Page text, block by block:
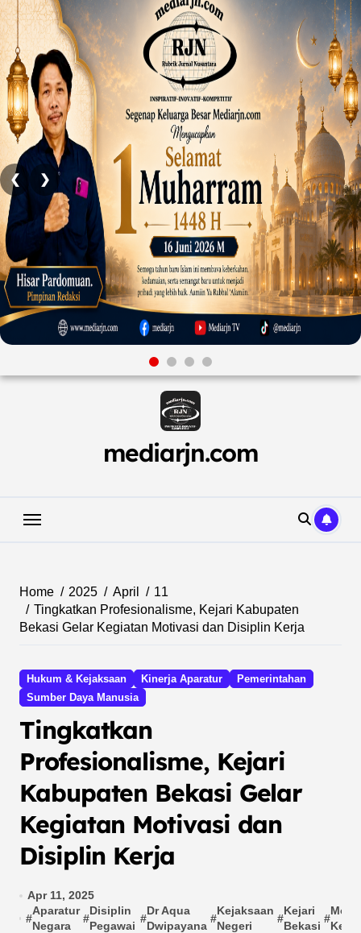
❮ ❯
Skip
mediarjn.com
Home 2025 April
11
Tingkatkan Profesionalisme, Kejari Kabupaten
Bekasi Gelar Kegiatan Motivasi dan Disiplin Kerja
Hukum & Kejaksaan Kinerja Aparatur
Pemerintahan
Sumber Daya Manusia
Tingkatkan
Profesionalisme, Kejari
Kabupaten Bekasi Gelar
Kegiatan Motivasi dan
Disiplin Kerja
Apr 11, 2025
#
Aparatur
Negara
#
Disiplin
Pegawai
#
Dr Aqua
Dwipayana
#
Kejaksaan
Negeri
#
Kejari
Bekasi
#
Kerja